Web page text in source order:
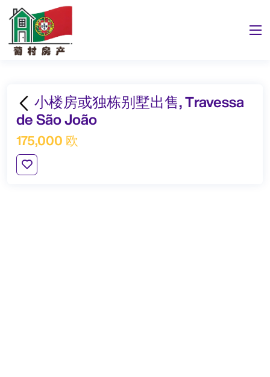
小楼房或独栋别墅出售, Travessa
de São João
175,000 欧